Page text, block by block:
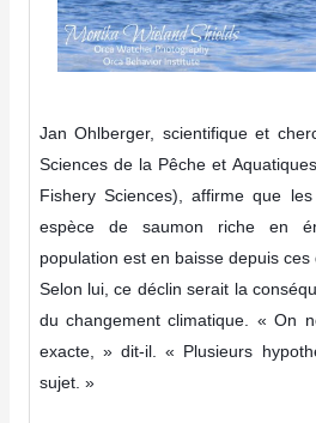
Jan Ohlberger, scientifique et
Sciences de la Pêche et
Fishery Sciences), affirme que
espèce de saumon riche en
population est en baisse depuis ces
Selon lui, ce déclin serait la
du changement climatique. « On
exacte, » dit-il. « Plusieurs
sujet. »